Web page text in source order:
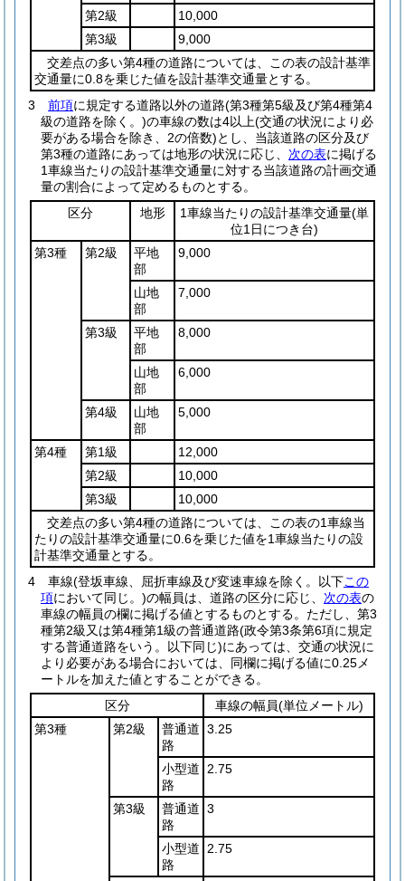
第2級
10,000
第3級
9,000
交差点の多い第4種の道路については、この表の設計基準
交通量に0.8を乗じた値を設計基準交通量とする。
3
前項に規定する道路以外の道路(第3種第5級及び第4種第4
級の道路を除く。)の車線の数は4以上(交通の状況により必
要がある場合を除き、2の倍数)とし、当該道路の区分及び
第3種の道路にあっては地形の状況に応じ、 次の表に掲げる
1車線当たりの設計基準交通量に対する当該道路の計画交通
量の割合によって定めるものとする。
区分
地形 1車線当たりの設計基準交通量(単
位1日につき台)
第3種
第2級
平地
部
9,000
山地
部
7,000
第3級
平地
部
8,000
山地
部
6,000
第4級
山地
部
5,000
第4種 第1級
12,000
第2級
10,000
第3級
10,000
交差点の多い第4種の道路については、この表の1車線当
たりの設計基準交通量に0.6を乗じた値を1車線当たりの設
計基準交通量とする。
4
車線(登坂車線、屈折車線及び変速車線を除く。以下この
項において同じ。)の幅員は、道路の区分に応じ、 次の表の
車線の幅員の欄に掲げる値とするものとする。 ただし、第3
種第2級又は第4種第1級の普通道路(政令第3条第6項に規定
する普通道路をいう。以下同じ)にあっては、交通の状況に
より必要がある場合においては、同欄に掲げる値に0.25メ
ートルを加えた値とすることができる。
区分
車線の幅員(単位メートル)
第3種
第2級
普通道
路
3.25
小型道
路
2.75
第3級
普通道
路
3
小型道
路
2.75